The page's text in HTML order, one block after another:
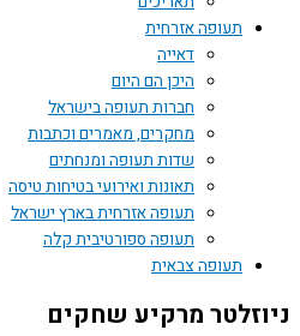
תעופה אזרחית
דאייה
היכן הם היום
חברות תעופה בישראל
מחקרים, מאמרים וכתבות
שדות תעופה ומנחתים
תאונות ואירועי בטיחות טיסה
תעופה אזרחית בארץ ישראל
תעופה ספורטיבית קלה
תעופה צבאית
מרקיע שחקים